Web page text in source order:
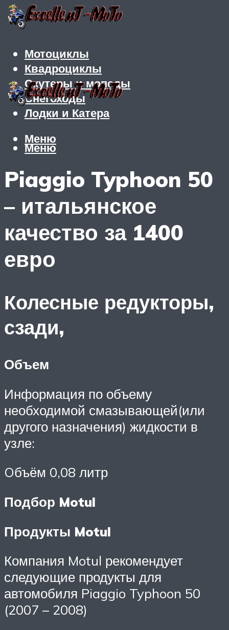
Мотоциклы
Квадроциклы
Скутеры и мопеды
Снегоходы
Лодки и Катера
Меню
Меню
Piaggio Typhoon 50
– итальянское
качество за 1400
евро
Колесные редукторы,
сзади,
Объем
Информация по объему
необходимой смазывающей(или
другого назначения) жидкости в
узле:
Oбъём 0,08 литр
Подбор Motul
Продукты Motul
Компания Motul рекомендует
следующие продукты для
автомобиля Piaggio Typhoon 50
(2007 – 2008)